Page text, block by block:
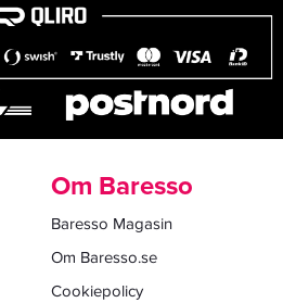
Om Baresso
Baresso Magasin
Om Baresso.se
Cookiepolicy